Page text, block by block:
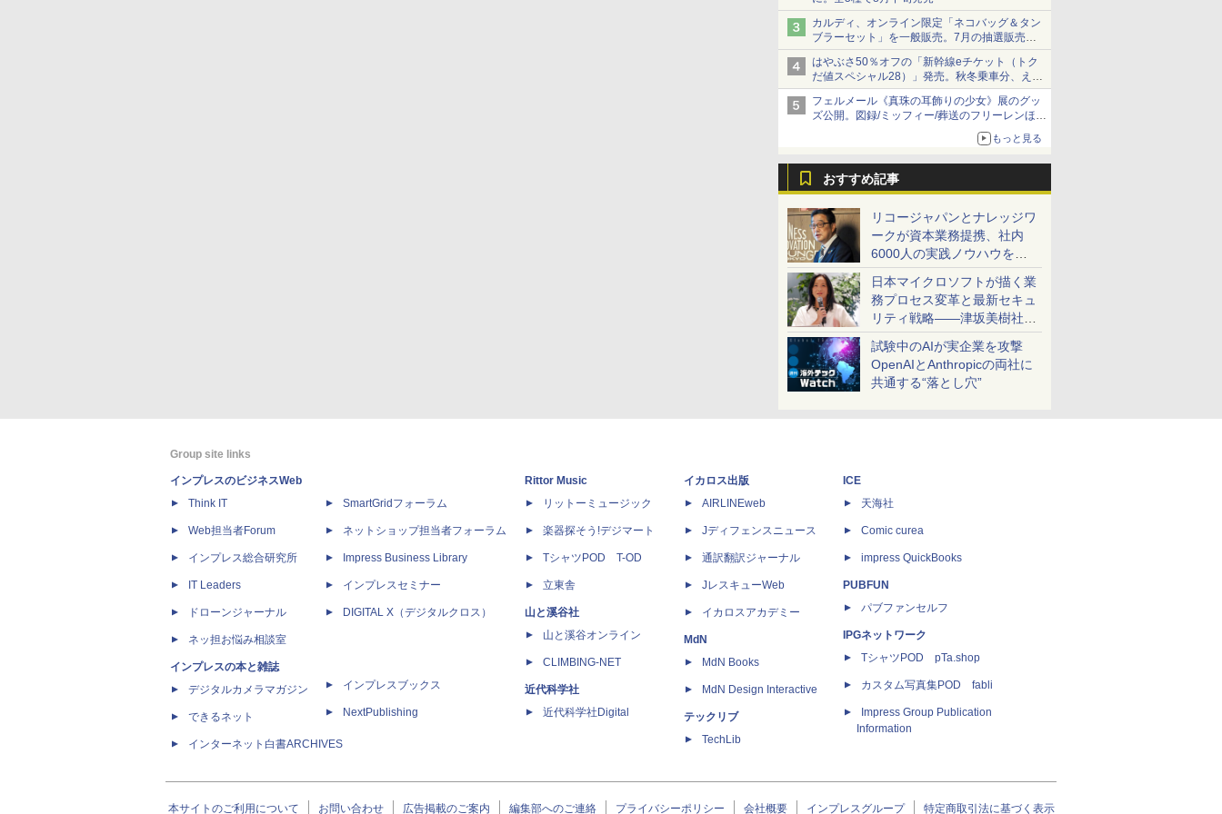
カルディ、オンライン限定「ネコバッグ＆タン
ブラーセット」を一般販売。7月の抽選販売の
当選無効分
はやぶさ50％オフの「新幹線eチケット（トク
だ値スペシャル28）」発売。秋冬乗車分、えき
ねっと限定
フェルメール《真珠の耳飾りの少女》展のグッ
ズ公開。図録/ミッフィー/葬送のフリーレンほ
もっと見る
おすすめ記事
リコージャパンとナレッジワ
ークが資本業務提携、社内
6000人の実践ノウハウを生
かした「AI商談記録 for
RICOH」を展開へ
日本マイクロソフトが描く業
務プロセス変革と最新セキュ
リティ戦略――津坂美樹社長
が2027年度戦略を説明
試験中のAIが実企業を攻撃
OpenAIとAnthropicの両社に
共通する“落とし穴”
Group site links
インプレスのビジネスWeb
Think IT
Web担当者Forum
インプレス総合研究所
IT Leaders
ドローンジャーナル
ネッ担お悩み相談室
インプレスの本と雑誌
デジタルカメラマガジン
できるネット
インターネット白書ARCHIVES
SmartGridフォーラム
ネットショップ担当者フォーラム
Impress Business Library
インプレスセミナー
DIGITAL X（デジタルクロス）
インプレスブックス
NextPublishing
Rittor Music
リットーミュージック
楽器探そう!デジマート
TシャツPOD T-OD
立東舎
山と溪谷社
山と溪谷オンライン
CLIMBING-NET
近代科学社
近代科学社Digital
イカロス出版
AIRLINEweb
Jディフェンスニュース
通訳翻訳ジャーナル
JレスキューWeb
イカロスアカデミー
MdN
MdN Books
MdN Design Interactive
テックリブ
TechLib
ICE
天海社
Comic curea
impress QuickBooks
PUBFUN
パブファンセルフ
IPGネットワーク
TシャツPOD pTa.shop
カスタム写真集POD fabli
Impress Group Publication
Information
本サイトのご利用について お問い合わせ 広告掲載のご案内 編集部へのご連絡 プライバシーポリシー 会社概要 インプレスグループ 特定商取引法に基づく表示